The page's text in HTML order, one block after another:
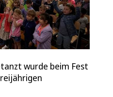
wurde beim Fest